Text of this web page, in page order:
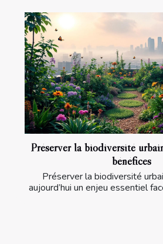
Préserver la biodiversité
bénéfices
Préserver la biodiversité
aujourd’hui un enjeu essentiel